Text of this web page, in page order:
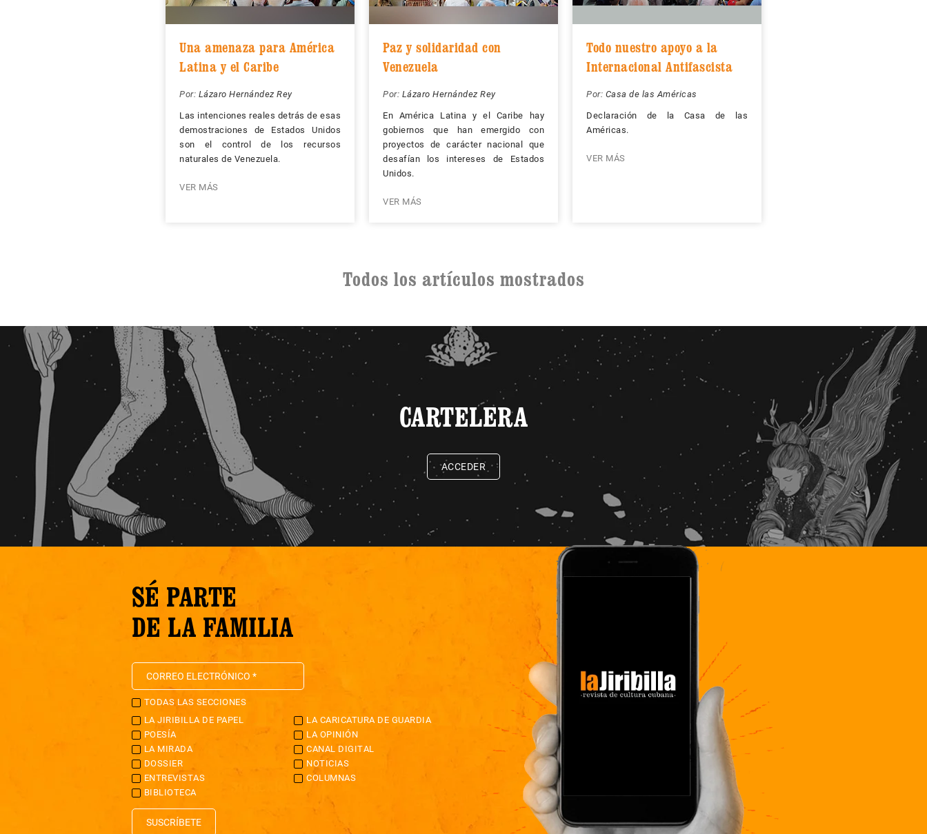
Una amenaza para América
Latina y el Caribe
Por: Lázaro Hernández Rey
Las intenciones reales detrás de esas
demostraciones de Estados Unidos
son el control de los recursos
naturales de Venezuela.
VER MÁS
Paz y solidaridad con
Venezuela
Por: Lázaro Hernández Rey
En América Latina y el Caribe hay
gobiernos que han emergido con
proyectos de carácter nacional que
desafían los intereses de Estados
Unidos.
VER MÁS
Todo nuestro apoyo a la
Internacional Antifascista
Por: Casa de las Américas
Declaración de la Casa de las
Américas.
VER MÁS
Todos los artículos mostrados
CARTELERA
ACCEDER
SÉ PARTE
DE LA FAMILIA
TODAS LAS SECCIONES
LA JIRIBILLA DE PAPEL
LA CARICATURA DE GUARDIA
POESÍA
LA OPINIÓN
LA MIRADA
CANAL DIGITAL
DOSSIER
NOTICIAS
ENTREVISTAS
COLUMNAS
BIBLIOTECA
SUSCRÍBETE